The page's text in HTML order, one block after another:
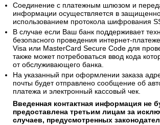
Соединение с платежным шлюзом и
информации осуществляется в
использованием протокола шифрования
В случае если Ваш банк поддерживает
безопасного проведения интернет-
Visa или MasterCard Secure Code для
также может потребоваться ввод кода
от обслуживающего банка.
На указанный при оформлении заказа
почты будет отправлено сообщение об
платежа и электронный кассовый чек.
Введенная контактная информация не
предоставлена третьим лицам за
случаев, предусмотренных